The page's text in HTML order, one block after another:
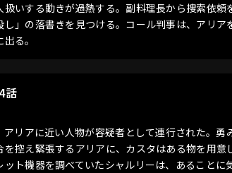
いする動きが過熱する。副料理長から捜索依頼
」の落書きを見つける。コール判事は、アリ
る。
話
リアに近い人物が容疑者として連行された。
控え緊張するアリアに、カスタはある物を用
ト機器を調べていたシャルリーは、あること